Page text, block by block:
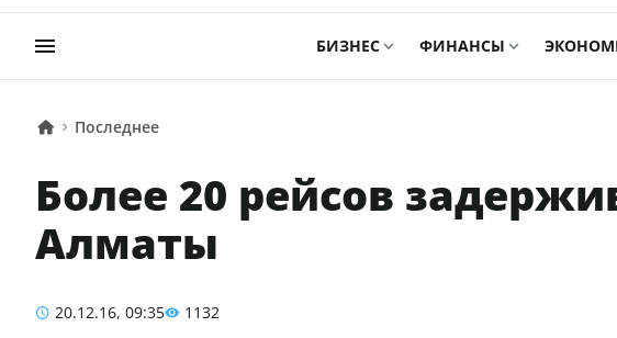
БИЗНЕС ФИНАНСЫ
Последнее
Более 20 рейсов
Алматы
20.12.16, 09:35 1132